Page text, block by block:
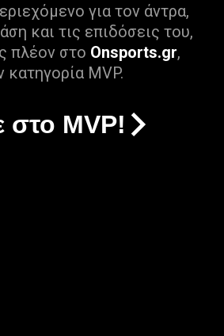
για τον άντρα,
και τις επιδόσεις του,
πλέον στο Onsports.gr,
κατηγορία MVP.
στο MVP!